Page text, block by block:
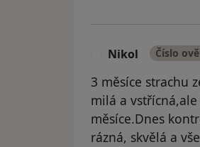
Nikol Číslo
3 měsíce strachu
milá a
měsíce.Dnes
rázná, skvělá a